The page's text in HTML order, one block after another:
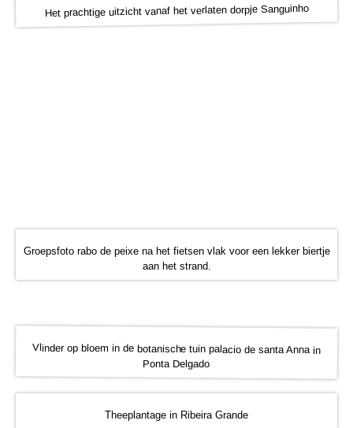
Het prachtige uitzicht vanaf het verlaten dorpje Sanguinho
Groepsfoto rabo de peixe na het fietsen vlak voor een lekker biertje
aan het strand.
Vlinder op bloem in de botanische tuin palacio de santa Anna in
Ponta Delgado
Theeplantage in Ribeira Grande